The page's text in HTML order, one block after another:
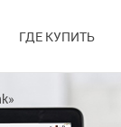
ГДЕ КУПИТЬ